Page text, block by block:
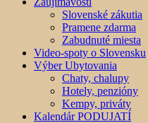
Slovenské zákutia
Pramene zdarma
Zabudnuté miesta
Video-spoty o Slovensku
Výber Ubytovania
Chaty, chalupy
Hotely, penzióny
Kempy, priváty
Kalendár PODUJATÍ